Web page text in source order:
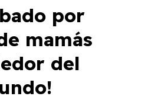
por
mamás
del